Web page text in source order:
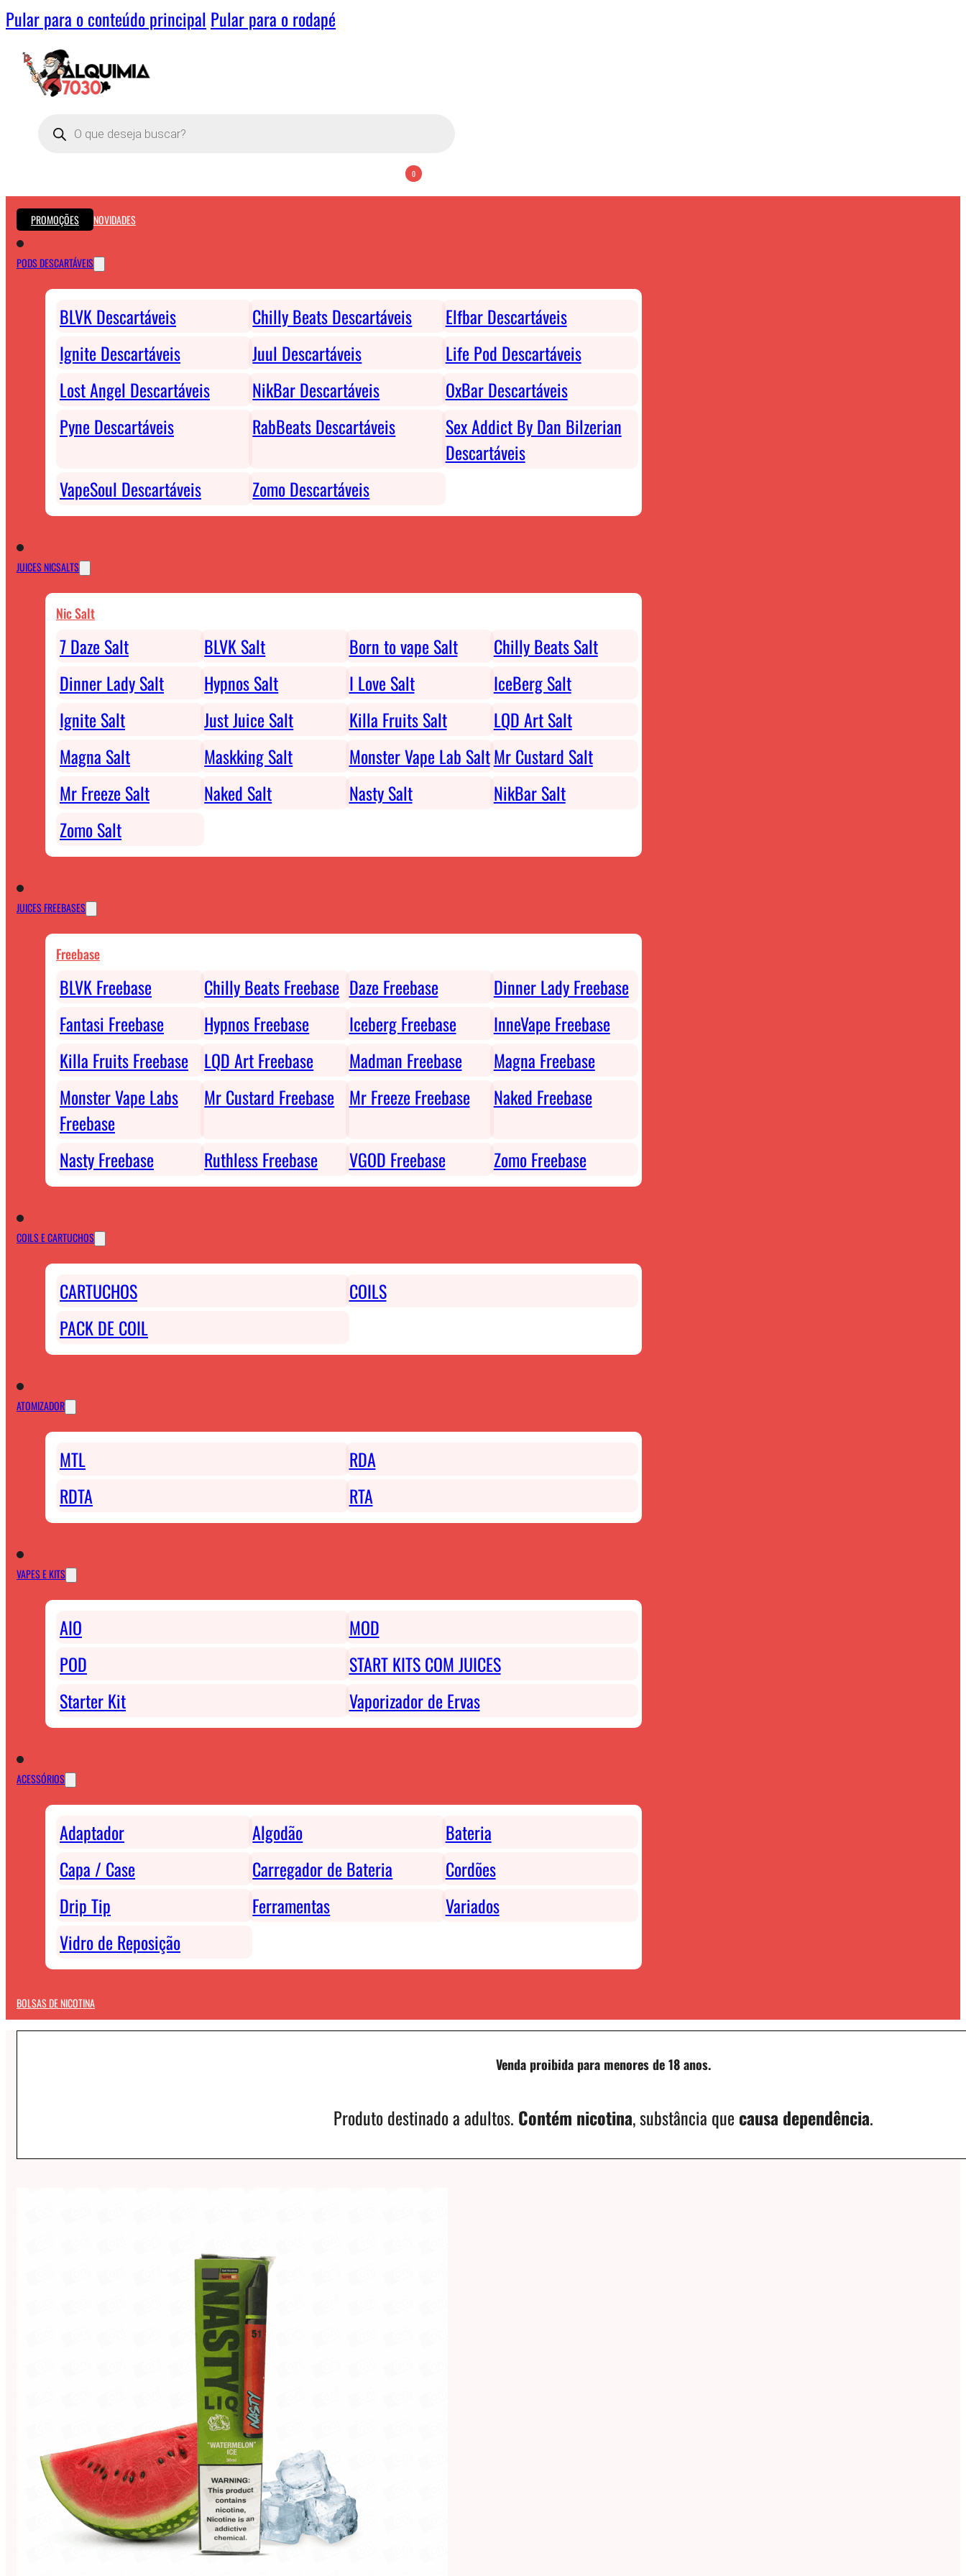
Pular para o conteúdo principal Pular para o rodapé
Pesquisar
produtos
0
PROMOÇÕES NOVIDADES
PODS DESCARTÁVEIS
BLVK Descartáveis Chilly Beats Descartáveis
Elfbar Descartáveis
Ignite Descartáveis
Juul Descartáveis
Life Pod Descartáveis
Lost Angel Descartáveis
NikBar Descartáveis
OxBar Descartáveis
Pyne Descartáveis
RabBeats Descartáveis
Sex Addict By Dan Bilzerian
Descartáveis
VapeSoul Descartáveis
Zomo Descartáveis
JUICES NICSALTS
Nic Salt
7 Daze Salt BLVK Salt Born to vape Salt
Chilly Beats Salt
Dinner Lady Salt
Hypnos Salt I Love Salt
IceBerg Salt
Ignite Salt
Just Juice Salt Killa Fruits Salt
LQD Art Salt
Magna Salt
Maskking Salt Monster Vape Lab SaltMr Custard Salt
Mr Freeze Salt
Naked Salt Nasty Salt
NikBar Salt
Zomo Salt
JUICES FREEBASES
Freebase
BLVK Freebase Chilly Beats Freebase Daze Freebase
Dinner Lady Freebase
Fantasi Freebase
Hypnos Freebase Iceberg Freebase
InneVape Freebase
Killa Fruits Freebase
LQD Art Freebase Madman Freebase
Magna Freebase
Monster Vape Labs
Freebase
Mr Custard Freebase Mr Freeze Freebase Naked Freebase
Nasty Freebase Ruthless Freebase VGOD Freebase Zomo Freebase
COILS E CARTUCHOS
CARTUCHOS
COILS
PACK DE COIL
ATOMIZADOR
MTL
RDA
RDTA
RTA
VAPES E KITS
AIO
MOD
POD
START KITS COM JUICES
Starter Kit
Vaporizador de Ervas
ACESSÓRIOS
Adaptador Algodão
Bateria
Capa / Case
Carregador de Bateria
Cordões
Drip Tip
Ferramentas
Variados
Vidro de Reposição
BOLSAS DE NICOTINA
Venda proibida para menores de 18 anos.
Produto destinado a adultos. Contém nicotina, substância que causa dependência.